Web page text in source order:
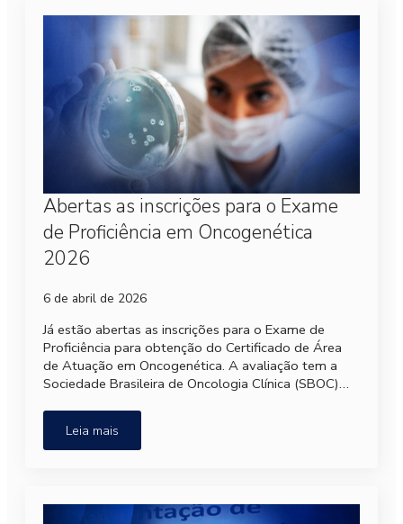
Abertas as inscrições para o Exame
de Proficiência em Oncogenética
2026
6 de abril de 2026
Já estão abertas as inscrições para o Exame de
Proficiência para obtenção do Certificado de Área
de Atuação em Oncogenética. A avaliação tem a
Sociedade Brasileira de Oncologia Clínica (SBOC)…
Leia mais